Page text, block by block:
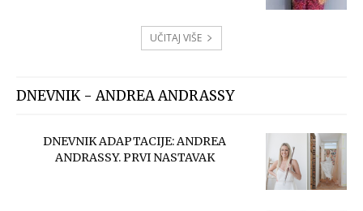
UČITAJ VIŠE
DNEVNIK - ANDREA ANDRASSY
DNEVNIK ADAPTACIJE: ANDREA
ANDRASSY. PRVI NASTAVAK